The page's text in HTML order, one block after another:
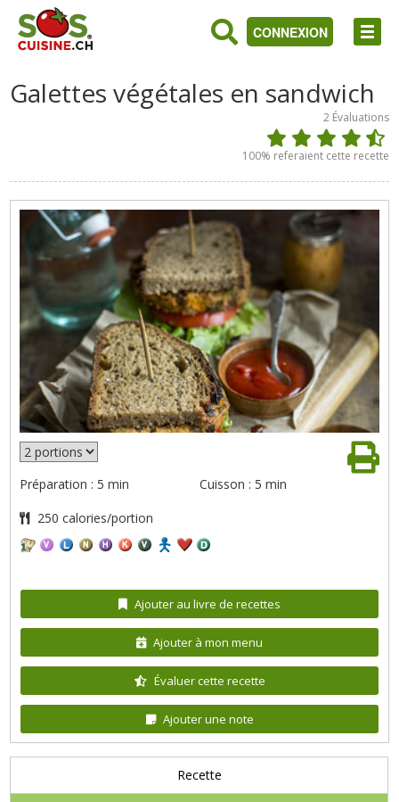
CONNEXION
Galettes végétales en sandwich
2 Évaluations
100% referaient cette recette
Préparation : 5 min Cuisson : 5 min
250 calories/portion
Ajouter au livre de recettes
Ajouter à mon menu
Évaluer cette recette
Ajouter une note
Recette